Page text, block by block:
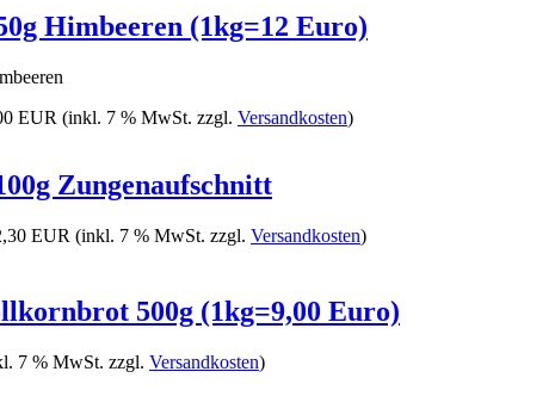
Himbeeren (1kg=12 Euro)
EUR (inkl. 7 % MwSt. zzgl. Versandkosten)
Zungenaufschnitt
EUR (inkl. 7 % MwSt. zzgl. Versandkosten)
500g (1kg=9,00 Euro)
7 % MwSt. zzgl. Versandkosten)